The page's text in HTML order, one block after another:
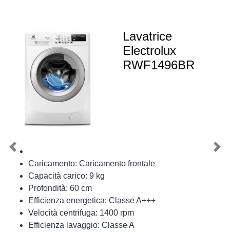
Lavatrice
Electrolux
RWF1496BR
Caricamento: Caricamento frontale
Capacità carico: 9 kg
Profondità: 60 cm
Efficienza energetica: Classe A+++
Velocità centrifuga: 1400 rpm
Efficienza lavaggio: Classe A
Previous